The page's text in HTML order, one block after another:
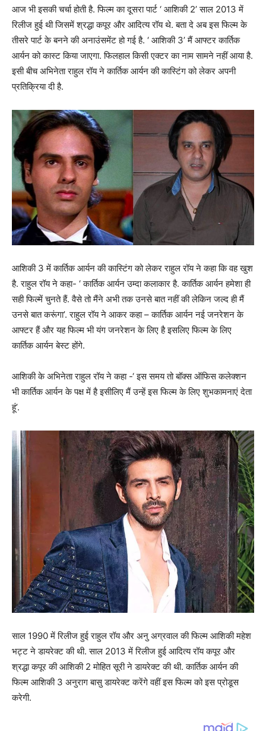
आज भी इसकी चर्चा होती है. फिल्म का दूसरा पार्ट ‘ आशिकी 2’ साल 2013 में
रिलीज हुई थी जिसमें श्रद्धा कपूर और आदित्य रॉय थे. बता दे अब इस फिल्म के
तीसरे पार्ट के बनने की अनाउंसमेंट हो गई है. ‘ आशिकी 3’ मैं आफ्टर कार्तिक
आर्यन को कास्ट किया जाएगा. फिलहाल किसी एक्टर का नाम सामने नहीं आया है.
इसी बीच अभिनेता राहुल रॉय ने कार्तिक आर्यन की कास्टिंग को लेकर अपनी
प्रतिक्रिया दी है.
आशिकी 3 में कार्तिक आर्यन की कास्टिंग को लेकर राहुल रॉय ने कहा कि वह खुश
है. राहुल रॉय ने कहा- ‘ कार्तिक आर्यन उम्दा कलाकार है. कार्तिक आर्यन हमेशा ही
सही फिल्में चुनते हैं. वैसे तो मैंने अभी तक उनसे बात नहीं की लेकिन जल्द ही मैं
उनसे बात करूंगा’. राहुल रॉय ने आकर कहा – कार्तिक आर्यन नई जनरेशन के
आफ्टर हैं और यह फिल्म भी यंग जनरेशन के लिए है इसलिए फिल्म के लिए
कार्तिक आर्यन बेस्ट होंगे.
आशिकी के अभिनेता राहुल रॉय ने कहा -‘ इस समय तो बॉक्स ऑफिस कलेक्शन
भी कार्तिक आर्यन के पक्ष में है इसीलिए मैं उन्हें इस फिल्म के लिए शुभकामनाएं देता
हूं’.
साल 1990 में रिलीज हुई राहुल रॉय और अनु अग्रवाल की फिल्म आशिकी महेश
भट्ट ने डायरेक्ट की थी. साल 2013 में रिलीज हुई आदित्य रॉय कपूर और
श्रद्धा कपूर की आशिकी 2 मोहित सूरी ने डायरेक्ट की थी. कार्तिक आर्यन की
फिल्म आशिकी 3 अनुराग बासु डायरेक्ट करेंगे वहीं इस फिल्म को इस प्रोडूस
करेगी.